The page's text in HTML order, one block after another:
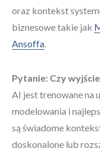
oraz kontekst
biznesowe takie jak
Ansoffa.
Pytanie: Czy
AI jest trenowane na
modelowania i
są świadome
doskonalone lub